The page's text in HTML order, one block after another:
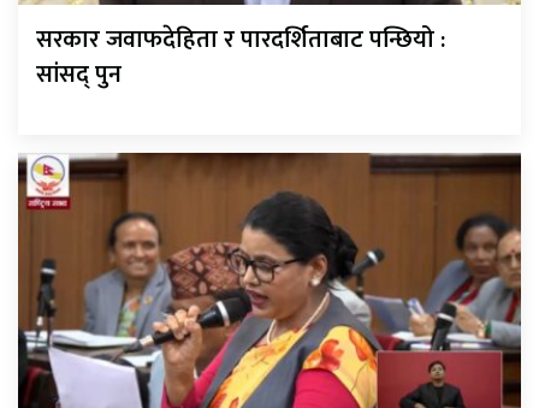
सरकार जवाफदेहिता र पारदर्शिताबाट पन्छियो :
सांसद् पुन